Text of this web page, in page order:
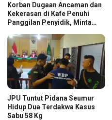
Korban Dugaan Ancaman dan
Kekerasan di Kafe Penuhi
Panggilan Penyidik, Minta
JPU Tuntut Pidana Seumur
Hidup Dua Terdakwa Kasus
Sabu 58 Kg